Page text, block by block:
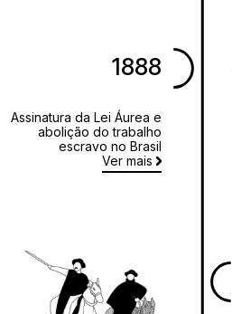
Assinatura da Lei Áurea e
abolição do trabalho
escravo no Brasil
Ver mais
1888